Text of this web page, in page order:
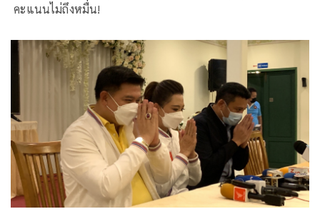
คะแนนไม่ถึงหมื่น!